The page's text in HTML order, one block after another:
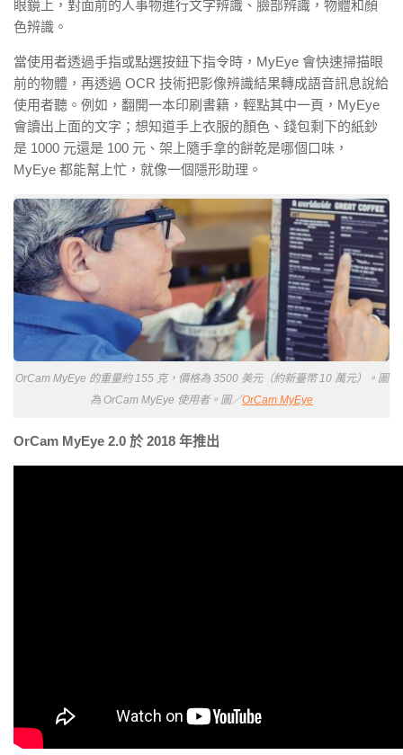
眼鏡上，對面前的人事物進行文字辨識、臉部辨識，物體和顏
色辨識。
當使用者透過手指或點選按鈕下指令時，MyEye 會快速掃描眼
前的物體，再透過 OCR 技術把影像辨識結果轉成語音訊息說給
使用者聽。例如，翻開一本印刷書籍，輕點其中一頁，MyEye
會讀出上面的文字；想知道手上衣服的顏色、錢包剩下的紙鈔
是 1000 元還是 100 元、架上隨手拿的餅乾是哪個口味，
MyEye 都能幫上忙，就像一個隱形助理。
OrCam MyEye 的重量約 155 克，價格為 3500 美元（約新臺幣 10 萬元）。圖
為 OrCam MyEye 使用者。 圖／OrCam MyEye
OrCam MyEye 2.0 於 2018 年推出